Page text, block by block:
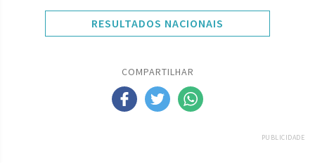
RESULTADOS NACIONAIS
COMPARTILHAR
PUBLICIDADE